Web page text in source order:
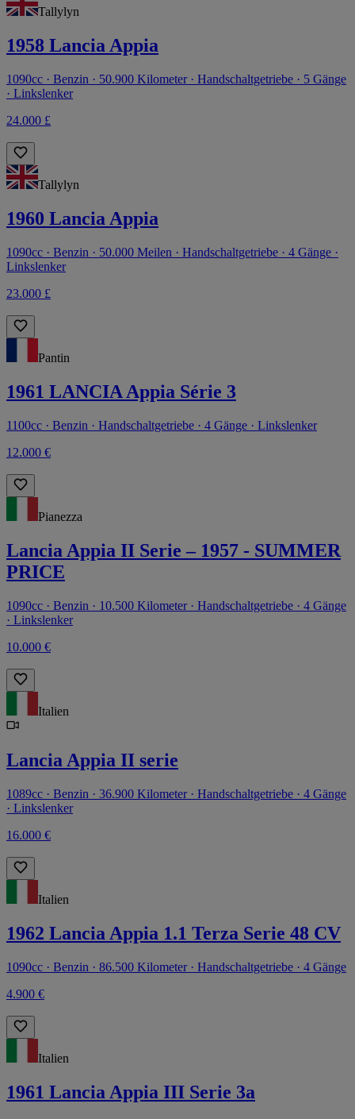
Tallylyn
1958 Lancia Appia
1090cc · Benzin · 50.900 Kilometer · Handschaltgetriebe · 5 Gänge
· Linkslenker
24.000 £
Tallylyn
1960 Lancia Appia
1090cc · Benzin · 50.000 Meilen · Handschaltgetriebe · 4 Gänge ·
Linkslenker
23.000 £
Pantin
1961 LANCIA Appia Série 3
1100cc · Benzin · Handschaltgetriebe · 4 Gänge · Linkslenker
12.000 €
Pianezza
Lancia Appia II Serie – 1957 - SUMMER
PRICE
1090cc · Benzin · 10.500 Kilometer · Handschaltgetriebe · 4 Gänge
· Linkslenker
10.000 €
Italien
Lancia Appia II serie
1089cc · Benzin · 36.900 Kilometer · Handschaltgetriebe · 4 Gänge
· Linkslenker
16.000 €
Italien
1962 Lancia Appia 1.1 Terza Serie 48 CV
1090cc · Benzin · 86.500 Kilometer · Handschaltgetriebe · 4 Gänge
4.900 €
Italien
1961 Lancia Appia III Serie 3a